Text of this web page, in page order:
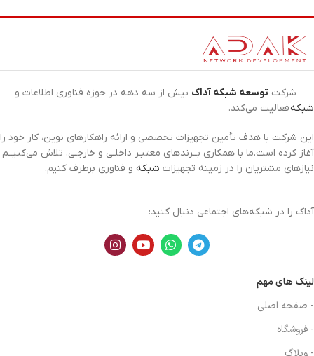
شرکت توسعه شبکه آداک بیش از سه دهه در حوزه فناوری اطلاعات و
شبکهفعالیت می‌کند.
این شرکت با هدف تأمین تجهیزات تخصصی و ارائه راهکارهای نوین، کار خود را
آغاز کرده است.ما با همکاری بــرندهای معتبـر داخلـی و خارجـی، تلاش می‌کنیــم
نیازهای مشتریان را در زمینه تجهیزات شبکه و فناوری برطرف کنیم.
آداک را در شبکه‌های اجتماعی دنبال کنید:
لینک های مهم
- صفحه اصلی
- فروشگاه